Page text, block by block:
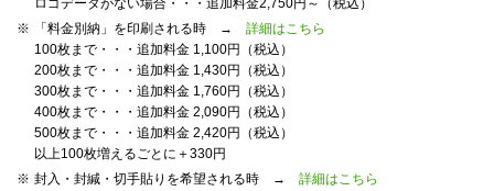
ロゴデータがない場合・・・追加料金2,750円～（税込）
※
「料金別納」を印刷される時 →詳細はこちら
100枚まで・・・追加料金 1,100円（税込）
200枚まで・・・追加料金 1,430円（税込）
300枚まで・・・追加料金 1,760円（税込）
400枚まで・・・追加料金 2,090円（税込）
500枚まで・・・追加料金 2,420円（税込）
以上100枚増えるごとに＋330円
※ 封入・封緘・切手貼りを希望される時 →詳細はこちら